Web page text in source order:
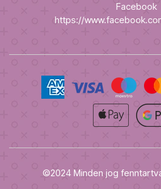
Facebook
https://
©2024 Minden jog